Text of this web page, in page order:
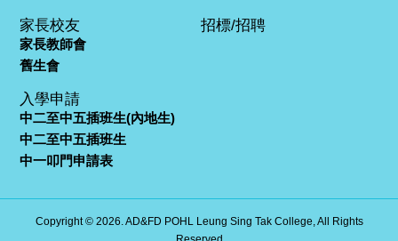
家長校友
家長教師會
舊生會
招標/招聘
入學申請
中二至中五插班生(內地生)
中二至中五插班生
中一叩門申請表
Copyright © 2026. AD&FD POHL Leung Sing Tak College, All Rights